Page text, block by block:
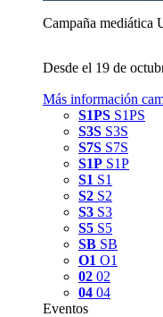
Campaña mediática
Desde el 19 de
Más información
S1PS S1PS
S3S S3S
S7S S7S
S1P S1P
S1 S1
S2 S2
S3 S3
S5 S5
SB SB
O1 O1
02 02
04 04
Eventos